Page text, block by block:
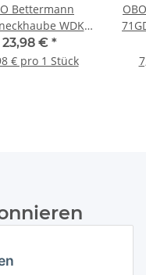
Bettermann
WDK
60x110mm
RAL 9010
23,98 € *
€ pro 1 Stück
jederzeit widerruflich